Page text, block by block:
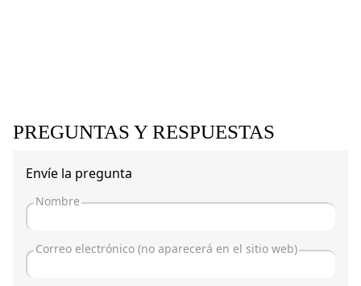
PREGUNTAS Y RESPUESTAS
Envíe la pregunta